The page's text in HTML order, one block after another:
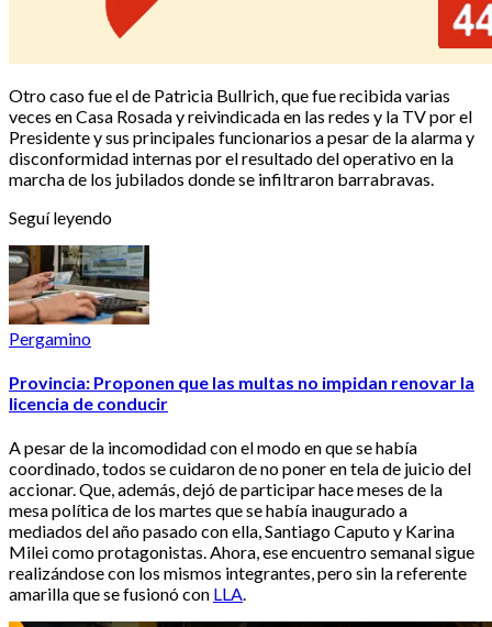
Otro caso fue el de Patricia Bullrich, que fue recibida varias
veces en Casa Rosada y reivindicada en las redes y la TV por el
Presidente y sus principales funcionarios a pesar de la alarma y
disconformidad internas por el resultado del operativo en la
marcha de los jubilados donde se infiltraron barrabravas.
Seguí leyendo
Pergamino
Provincia: Proponen que las multas no impidan renovar la
licencia de conducir
A pesar de la incomodidad con el modo en que se había
coordinado, todos se cuidaron de no poner en tela de juicio del
accionar. Que, además, dejó de participar hace meses de la
mesa política de los martes que se había inaugurado a
mediados del año pasado con ella, Santiago Caputo y Karina
Milei como protagonistas. Ahora, ese encuentro semanal sigue
realizándose con los mismos integrantes, pero sin la referente
amarilla que se fusionó con LLA.